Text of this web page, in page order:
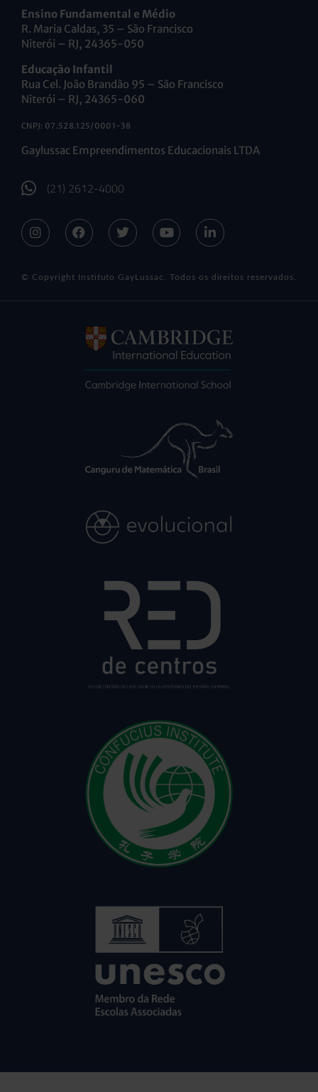
Ensino Fundamental e Médio
R. Maria Caldas, 35 – São Francisco
Niterói – RJ, 24365-050
Educação Infantil
Rua Cel. João Brandão 95 – São Francisco
Niterói – RJ, 24365-060
CNPJ: 07.528.125/0001-38
Gaylussac Empreendimentos Educacionais LTDA
(21) 2612-4000
© Copyright Instituto GayLussac. Todos os direitos reservados.